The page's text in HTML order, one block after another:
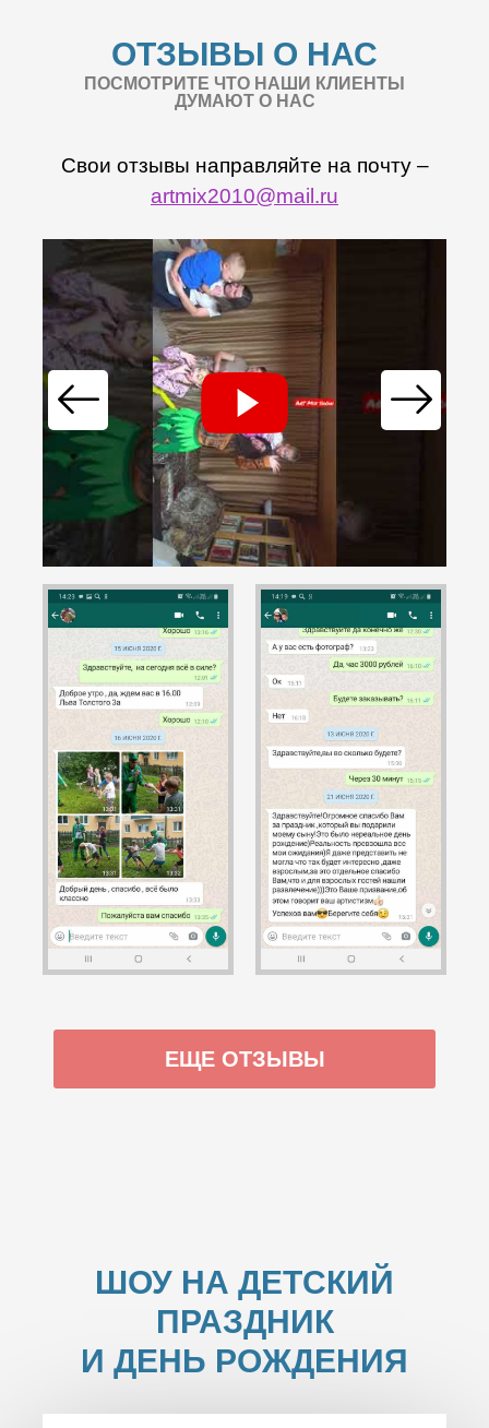
ОТЗЫВЫ О НАС
ПОСМОТРИТЕ ЧТО НАШИ КЛИЕНТЫ
ДУМАЮТ О НАС
Свои отзывы направляйте на почту –
artmix2010@mail.ru
ЕЩЕ ОТЗЫВЫ
ШОУ НА ДЕТСКИЙ
ПРАЗДНИК
И ДЕНЬ РОЖДЕНИЯ